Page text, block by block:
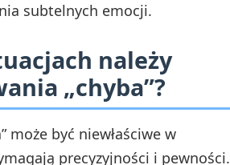
subtelnych emocji.
należy
„chyba”?
może być niewłaściwe w
precyzyjności i pewności.